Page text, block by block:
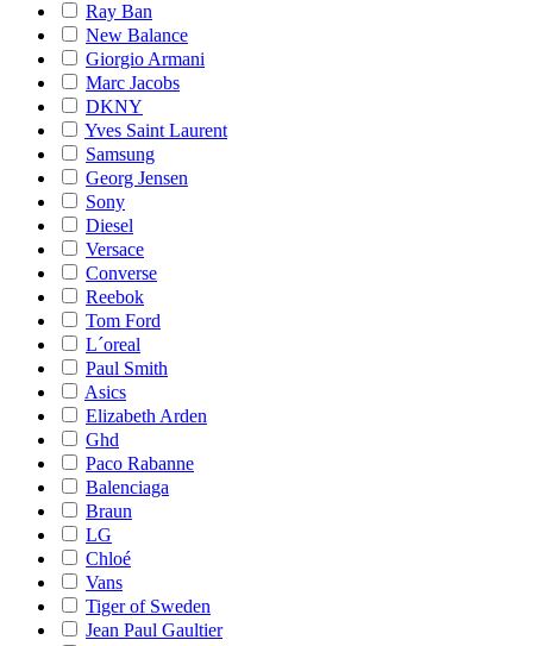
Ray Ban
New Balance
Giorgio Armani
Marc Jacobs
DKNY
Yves Saint Laurent
Samsung
Georg Jensen
Sony
Diesel
Versace
Converse
Reebok
Tom Ford
L´oreal
Paul Smith
Asics
Elizabeth Arden
Ghd
Paco Rabanne
Balenciaga
Braun
LG
Chloé
Vans
Tiger of Sweden
Jean Paul Gaultier